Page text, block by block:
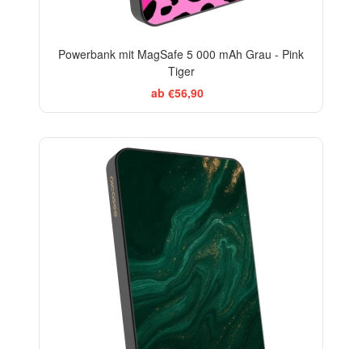
Powerbank mit MagSafe 5 000 mAh Grau - Pink
Tiger
ab €56,90